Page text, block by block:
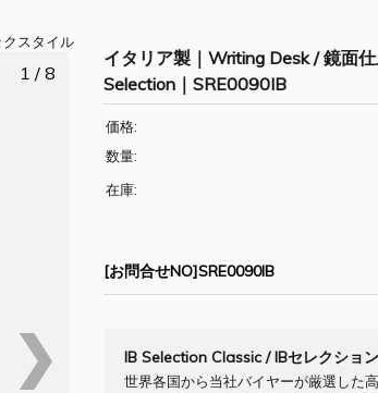
スタイル
イタリア製｜Writing Desk / 鏡面
Selection｜SRE0090IB
価格:
数量:
在庫:
1 / 8
❯
[お問合せNO]SRE0090IB
IB Selection Classic / IBセレクショ
世界各国から当社バイヤーが厳選した